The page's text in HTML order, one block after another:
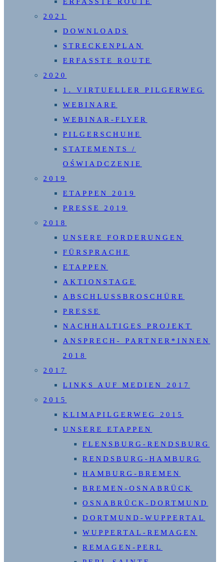
ERFASSTE ROUTE
2021
DOWNLOADS
STRECKENPLAN
ERFASSTE ROUTE
2020
1. VIRTUELLER PILGERWEG
WEBINARE
WEBINAR-FLYER
PILGERSCHUHE
STATEMENTS /
OŚWIADCZENIE
2019
ETAPPEN 2019
PRESSE 2019
2018
UNSERE FORDERUNGEN
FÜRSPRACHE
ETAPPEN
AKTIONSTAGE
ABSCHLUSSBROSCHÜRE
PRESSE
NACHHALTIGES PROJEKT
ANSPRECH- PARTNER*INNEN
2018
2017
LINKS AUF MEDIEN 2017
2015
KLIMAPILGERWEG 2015
UNSERE ETAPPEN
FLENSBURG-RENDSBURG
RENDSBURG-HAMBURG
HAMBURG-BREMEN
BREMEN-OSNABRÜCK
OSNABRÜCK-DORTMUND
DORTMUND-WUPPERTAL
WUPPERTAL-REMAGEN
REMAGEN-PERL